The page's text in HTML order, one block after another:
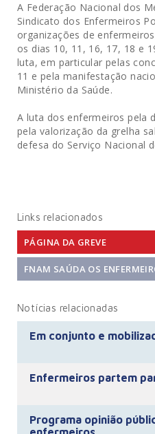
A Federação Nacional dos
Sindicato dos Enfermeiros
organizações de
os dias 10, 11, 16, 17, 18 e
luta, em particular pelas
11 e pela manifestação
Ministério da Saúde.
A luta dos enfermeiros pela
pela valorização da grelha
defesa do Serviço Nacional
Links relacionados
PÁGINA DA GREVE
FNAM SAÚDA OS
Notícias relacionadas
Em conjunto e
Enfermeiros partem
Programa opinião